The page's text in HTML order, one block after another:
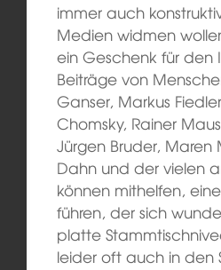
immer auch
Medien widmen
ein Geschenk für den
Beiträge von
Ganser, Markus
Chomsky, Rainer
Jürgen Bruder, Maren
Dahn und der vielen
können mithelfen,
führen, der sich
platte
leider oft auch in den